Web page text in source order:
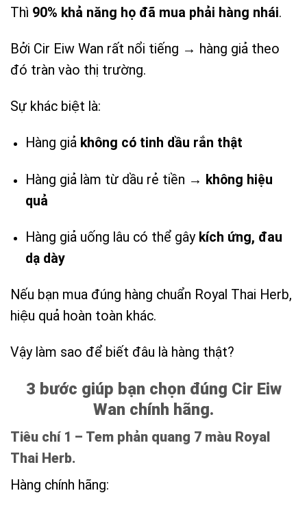
Thì 90% khả năng họ đã mua phải hàng nhái.
Bởi Cir Eiw Wan rất nổi tiếng → hàng giả theo
đó tràn vào thị trường.
Sự khác biệt là:
Hàng giả không có tinh dầu rắn thật
Hàng giả làm từ dầu rẻ tiền → không hiệu
quả
Hàng giả uống lâu có thể gây kích ứng, đau
dạ dày
Nếu bạn mua đúng hàng chuẩn Royal Thai Herb,
hiệu quả hoàn toàn khác.
Vậy làm sao để biết đâu là hàng thật?
3 bước giúp bạn chọn đúng Cir Eiw
Wan chính hãng.
Tiêu chí 1 – Tem phản quang 7 màu Royal
Thai Herb.
Hàng chính hãng: